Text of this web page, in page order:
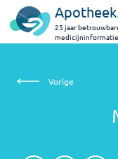
Apotheek
25 jaar
medicijninformatie
Vorige